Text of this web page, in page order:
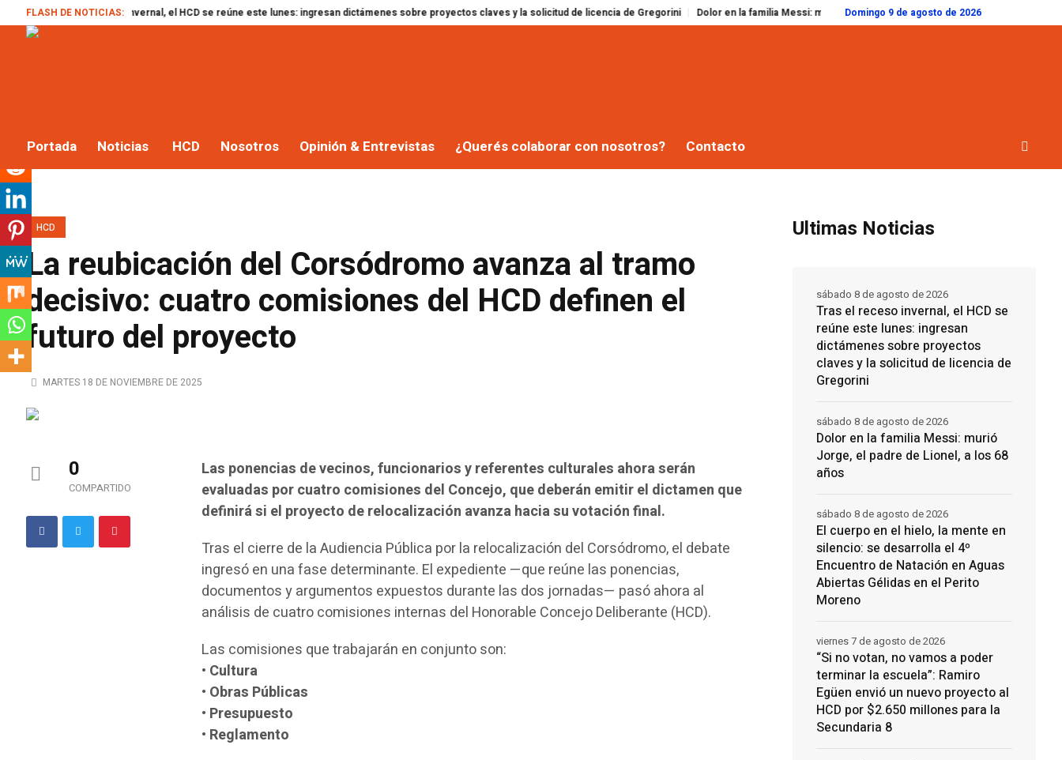
FLASH DE NOTICIAS:
el receso invernal, el HCD se reúne este lunes: ingresan dictámenes sobre proyectos claves y la solicitud de licencia de Gregorini Dolor en la familia Messi: murió Jorge, el padre de Lionel, a los 68 años El cuerpo en el
Domingo 9 de agosto de 2026
Portada Noticias HCD Nosotros Opinión & Entrevistas ¿Querés colaborar con nosotros? Contacto
HCD
La reubicación del Corsódromo avanza al tramo
decisivo: cuatro comisiones del HCD definen el
futuro del proyecto
MARTES 18 DE NOVIEMBRE DE 2025
0
COMPARTIDO
Las ponencias de vecinos, funcionarios y referentes culturales ahora serán
evaluadas por cuatro comisiones del Concejo, que deberán emitir el dictamen que
definirá si el proyecto de relocalización avanza hacia su votación final.
Tras el cierre de la Audiencia Pública por la relocalización del Corsódromo, el debate
ingresó en una fase determinante. El expediente —que reúne las ponencias,
documentos y argumentos expuestos durante las dos jornadas— pasó ahora al
análisis de cuatro comisiones internas del Honorable Concejo Deliberante (HCD).
Las comisiones que trabajarán en conjunto son:
• Cultura
• Obras Públicas
• Presupuesto
• Reglamento
Ultimas Noticias
Tras el receso invernal, el HCD se
reúne este lunes: ingresan
dictámenes sobre proyectos
claves y la solicitud de licencia de
Gregorini
sábado 8 de agosto de 2026
Dolor en la familia Messi: murió
Jorge, el padre de Lionel, a los 68
años
sábado 8 de agosto de 2026
El cuerpo en el hielo, la mente en
silencio: se desarrolla el 4º
Encuentro de Natación en Aguas
Abiertas Gélidas en el Perito
Moreno
sábado 8 de agosto de 2026
“Si no votan, no vamos a poder
terminar la escuela”: Ramiro
Egüen envió un nuevo proyecto al
HCD por $2.650 millones para la
Secundaria 8
viernes 7 de agosto de 2026